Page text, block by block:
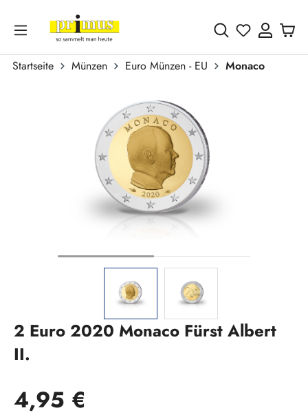
Zum Hauptinhalt springen
Du hast 0
Startseite Münzen Euro Münzen - EU
Monaco
2 Euro 2020 Monaco Fürst Albert
II.
Regulärer Preis:
4,95 €